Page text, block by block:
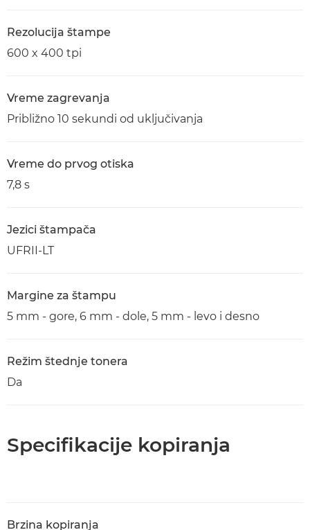
Rezolucija štampe
600 x 400 tpi
Vreme zagrevanja
Približno 10 sekundi od uključivanja
Vreme do prvog otiska
7,8 s
Jezici štampača
UFRII-LT
Margine za štampu
5 mm - gore, 6 mm - dole, 5 mm - levo i desno
Režim štednje tonera
Da
Specifikacije kopiranja
Brzina kopiranja